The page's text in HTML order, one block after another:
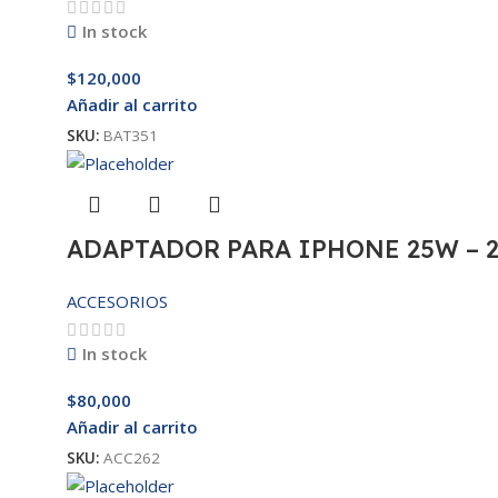
In stock
$120,000
Añadir al carrito
SKU: BAT351
ADAPTADOR PARA IPHONE 25W –
ACCESORIOS
In stock
$80,000
Añadir al carrito
SKU: ACC262